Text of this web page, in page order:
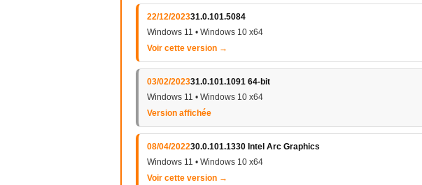
22/12/202331.0.101.5084
Windows 11 • Windows 10 x64
Voir cette version →
03/02/202331.0.101.1091 64-bit
Windows 11 • Windows 10 x64
Version affichée
08/04/202230.0.101.1330 Intel Arc Graphics
Windows 11 • Windows 10 x64
Voir cette version →